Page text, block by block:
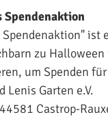
zu
um Spenden
Garten e.V.
Castrop-